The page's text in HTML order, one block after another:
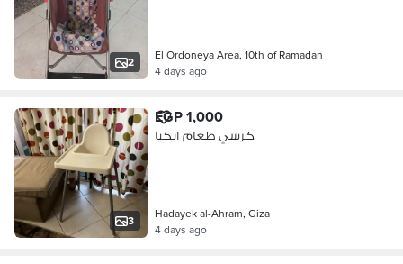
2
El Ordoneya Area, 10th of Ramadan
4 days ago
3
EGP 1,000
كرسي طعام ايكيا
Hadayek al-Ahram, Giza
4 days ago